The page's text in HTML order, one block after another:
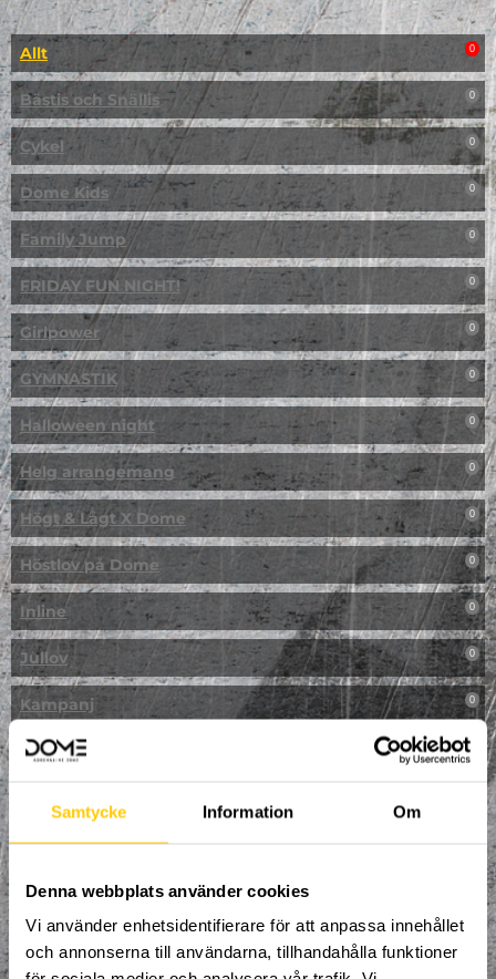
Samtycke Information Om
Denna webbplats använder cookies
Vi använder enhetsidentifierare för att anpassa innehållet
och annonserna till användarna, tillhandahålla funktioner
Allt 0
Bästis och Snällis 0
Cykel 0
Dome Kids 0
Family Jump 0
FRIDAY FUN NIGHT! 0
Girlpower 0
GYMNASTIK 0
Halloween night 0
Helg arrangemang 0
Högt & Lågt X Dome 0
Höstlov på Dome 0
Inline 0
Jullov 0
Kampanj 0
Kickbike 0
Klättring
LAN
Multisport